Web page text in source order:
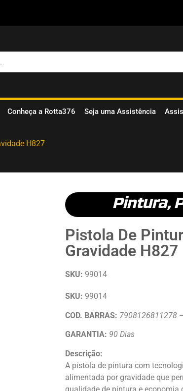
Conheça a Rotta376 Seja uma Assistência
H827
Pintura,
Pistola De
Gravidade H827
SKU: 99014
SKU: 99014
COD. BARRAS: 7908126811278
GARANTIA: 90 Dias
Descrição:
A pistola de pintura com
alimentada por gravidade que
qualidade de pintura e economia